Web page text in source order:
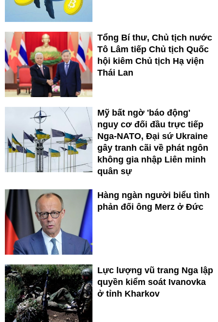
Tổng Bí thư, Chủ tịch nước
Tô Lâm tiếp Chủ tịch Quốc
hội kiêm Chủ tịch Hạ viện
Thái Lan
Mỹ bất ngờ 'báo động'
nguy cơ đối đầu trực tiếp
Nga-NATO, Đại sứ Ukraine
gây tranh cãi về phát ngôn
không gia nhập Liên minh
quân sự
Hàng ngàn người biểu tình
phản đối ông Merz ở Đức
Lực lượng vũ trang Nga lập
quyền kiểm soát Ivanovka
ở tỉnh Kharkov